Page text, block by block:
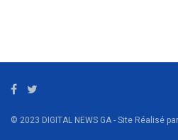
© 2023 DIGITAL NEWS GA - Site Réalisé